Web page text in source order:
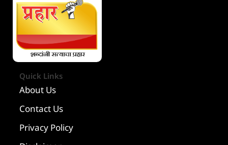
Quick Links
About Us
Contact Us
Privacy Policy